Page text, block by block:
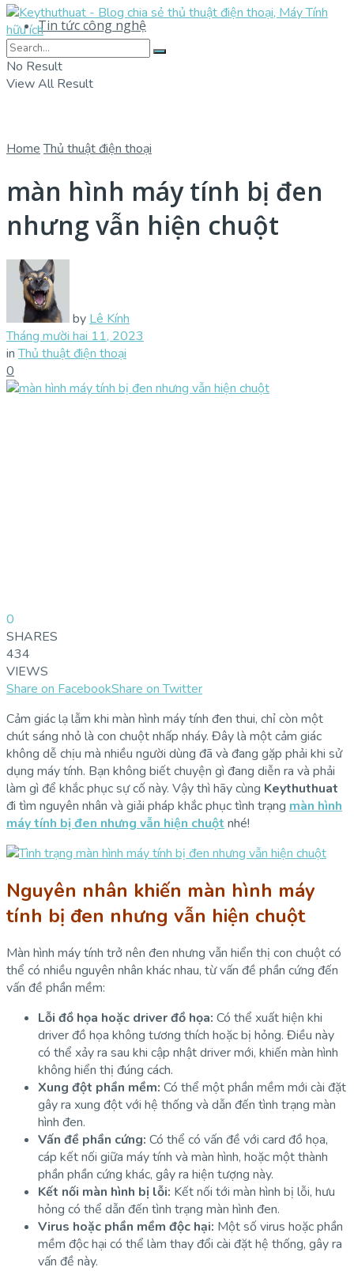
Tin tức công nghệ
No Result
View All Result
Home Thủ thuật điện thoại
màn hình máy tính bị đen
nhưng vẫn hiện chuột
by Lê Kính
Tháng mười hai 11, 2023
in Thủ thuật điện thoại
0
0
SHARES
434
VIEWS
Share on FacebookShare on Twitter
Cảm giác lạ lẫm khi màn hình máy tính đen thui, chỉ còn một
chút sáng nhỏ là con chuột nhấp nháy. Đây là một cảm giác
không dễ chịu mà nhiều người dùng đã và đang gặp phải khi sử
dụng máy tính. Bạn không biết chuyện gì đang diễn ra và phải
làm gì để khắc phục sự cố này. Vậy thì hãy cùng Keythuthuat
đi tìm nguyên nhân và giải pháp khắc phục tình trạng màn hình
máy tính bị đen nhưng vẫn hiện chuột nhé!
Nguyên nhân khiến màn hình máy
tính bị đen nhưng vẫn hiện chuột
Màn hình máy tính trở nên đen nhưng vẫn hiển thị con chuột có
thể có nhiều nguyên nhân khác nhau, từ vấn đề phần cứng đến
vấn đề phần mềm:
Lỗi đồ họa hoặc driver đồ họa: Có thể xuất hiện khi
driver đồ họa không tương thích hoặc bị hỏng. Điều này
có thể xảy ra sau khi cập nhật driver mới, khiến màn hình
không hiển thị đúng cách.
Xung đột phần mềm: Có thể một phần mềm mới cài đặt
gây ra xung đột với hệ thống và dẫn đến tình trạng màn
hình đen.
Vấn đề phần cứng: Có thể có vấn đề với card đồ họa,
cáp kết nối giữa máy tính và màn hình, hoặc một thành
phần phần cứng khác, gây ra hiện tượng này.
Kết nối màn hình bị lỗi: Kết nối tới màn hình bị lỗi, hưu
hỏng có thể dẫn đến tình trạng màn hình đen.
Virus hoặc phần mềm độc hại: Một số virus hoặc phần
mềm độc hại có thể làm thay đổi cài đặt hệ thống, gây ra
vấn đề này.